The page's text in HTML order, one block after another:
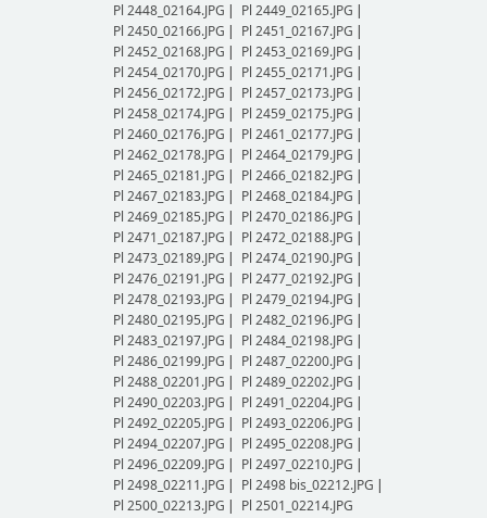
Pl 2448_02164.JPG
Pl 2449_02165.JPG
Pl 2450_02166.JPG
Pl 2451_02167.JPG
Pl 2452_02168.JPG
Pl 2453_02169.JPG
Pl 2454_02170.JPG
Pl 2455_02171.JPG
Pl 2456_02172.JPG
Pl 2457_02173.JPG
Pl 2458_02174.JPG
Pl 2459_02175.JPG
Pl 2460_02176.JPG
Pl 2461_02177.JPG
Pl 2462_02178.JPG
Pl 2464_02179.JPG
Pl 2465_02181.JPG
Pl 2466_02182.JPG
Pl 2467_02183.JPG
Pl 2468_02184.JPG
Pl 2469_02185.JPG
Pl 2470_02186.JPG
Pl 2471_02187.JPG
Pl 2472_02188.JPG
Pl 2473_02189.JPG
Pl 2474_02190.JPG
Pl 2476_02191.JPG
Pl 2477_02192.JPG
Pl 2478_02193.JPG
Pl 2479_02194.JPG
Pl 2480_02195.JPG
Pl 2482_02196.JPG
Pl 2483_02197.JPG
Pl 2484_02198.JPG
Pl 2486_02199.JPG
Pl 2487_02200.JPG
Pl 2488_02201.JPG
Pl 2489_02202.JPG
Pl 2490_02203.JPG
Pl 2491_02204.JPG
Pl 2492_02205.JPG
Pl 2493_02206.JPG
Pl 2494_02207.JPG
Pl 2495_02208.JPG
Pl 2496_02209.JPG
Pl 2497_02210.JPG
Pl 2498_02211.JPG
Pl 2498 bis_02212.JPG
Pl 2500_02213.JPG
Pl 2501_02214.JPG